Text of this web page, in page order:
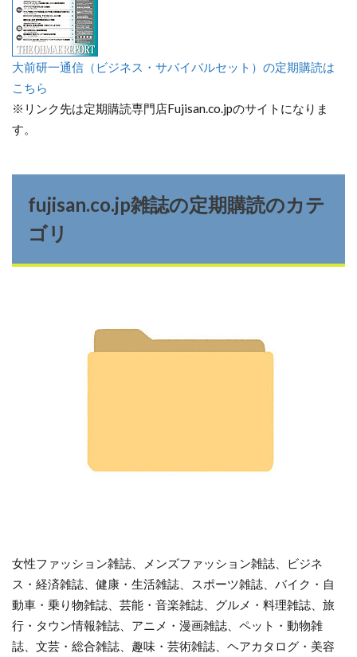
大前研一通信（ビジネス・サバイバルセット）の定期購読は
こちら
※リンク先は定期購読専門店Fujisan.co.jpのサイトになりま
す。
fujisan.co.jp雑誌の定期購読のカテ
ゴリ
女性ファッション雑誌、メンズファッション雑誌、ビジネ
ス・経済雑誌、健康・生活雑誌、スポーツ雑誌、バイク・自
動車・乗り物雑誌、芸能・音楽雑誌、グルメ・料理雑誌、旅
行・タウン情報雑誌、アニメ・漫画雑誌、ペット・動物雑
誌、文芸・総合雑誌、趣味・芸術雑誌、ヘアカタログ・美容